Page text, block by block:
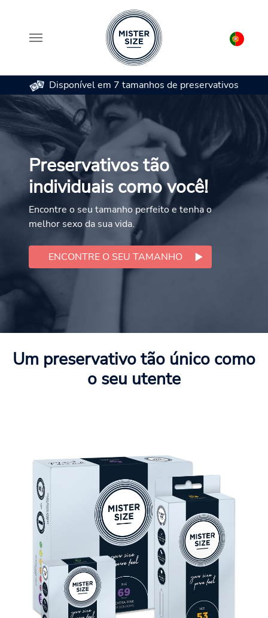
Skip to main content
Disponível em 7 tamanhos de preservativos
Preservativos tão
individuais como você!
Encontre o seu tamanho perfeito e tenha o
melhor sexo da sua vida.
ENCONTRE O SEU TAMANHO
Um preservativo tão único como
o seu utente